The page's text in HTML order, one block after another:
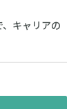
キャリアの